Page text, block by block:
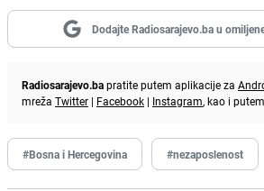
Dodajte Radiosarajevo.ba u
Radiosarajevo.bapratite putem aplikacije za
mreža Twitter | Facebook | Instagram, kao i
#Bosna i Hercegovina #nezaposlenost